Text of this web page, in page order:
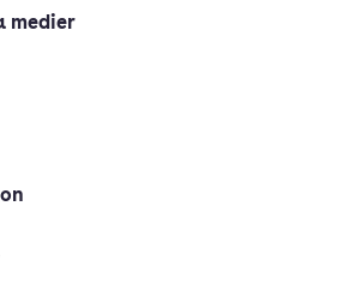
medier